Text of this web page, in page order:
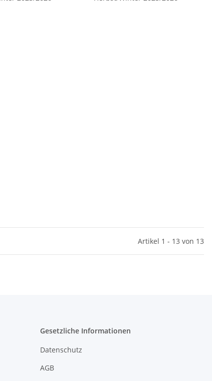
Artikel 1 - 13 von 13
Gesetzliche Informationen
Datenschutz
AGB